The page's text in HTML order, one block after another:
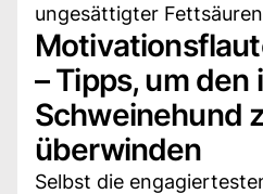
ungesättigter
– Tipps, um den
Schweinehund
überwinden
Selbst die